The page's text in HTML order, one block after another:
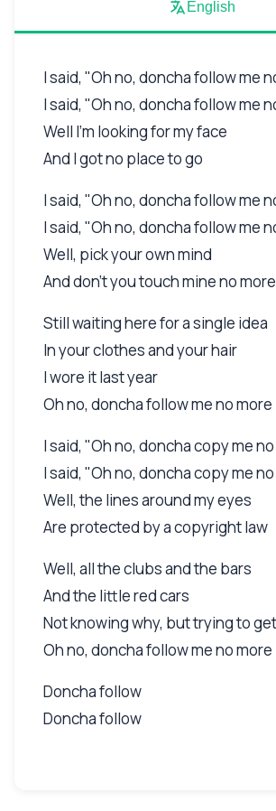
English
I said, "Oh no, doncha follow me
I said, "Oh no, doncha follow me
Well I'm looking for my face
And I got no place to go
I said, "Oh no, doncha follow me
I said, "Oh no, doncha follow me
Well, pick your own mind
And don't you touch mine no more
Still waiting here for a single idea
In your clothes and your hair
I wore it last year
Oh no, doncha follow me no more
I said, "Oh no, doncha copy me
I said, "Oh no, doncha copy me
Well, the lines around my eyes
Are protected by a copyright law
Well, all the clubs and the bars
And the little red cars
Not knowing why, but trying to
Oh no, doncha follow me no more
Doncha follow
Doncha follow